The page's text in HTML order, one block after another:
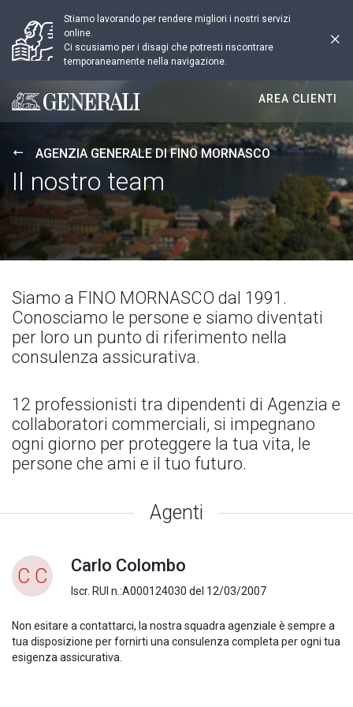
Stiamo lavorando per rendere migliori i nostri servizi
online.
Ci scusiamo per i disagi che potresti riscontrare
temporaneamente nella navigazione.
Generali logo
AREA CLIENTI
AGENZIA GENERALE DI FINO MORNASCO
Il nostro team
Siamo a FINO MORNASCO dal 1991.
Conosciamo le persone e siamo diventati
per loro un punto di riferimento nella
consulenza assicurativa.
12 professionisti tra dipendenti di Agenzia e
collaboratori commerciali, si impegnano
ogni giorno per proteggere la tua vita, le
persone che ami e il tuo futuro.
Agenti
C C Carlo Colombo
Iscr. RUI n.:A000124030 del 12/03/2007
Non esitare a contattarci, la nostra squadra agenziale è sempre a
tua disposizione per fornirti una consulenza completa per ogni tua
esigenza assicurativa.